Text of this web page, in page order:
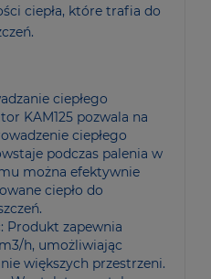
ciepła, które trafia do
ciepłego
KAM125 pozwala na
ciepłego
podczas palenia w
można efektywnie
ciepło do
Produkt zapewnia
h, umożliwiając
większych przestrzeni.